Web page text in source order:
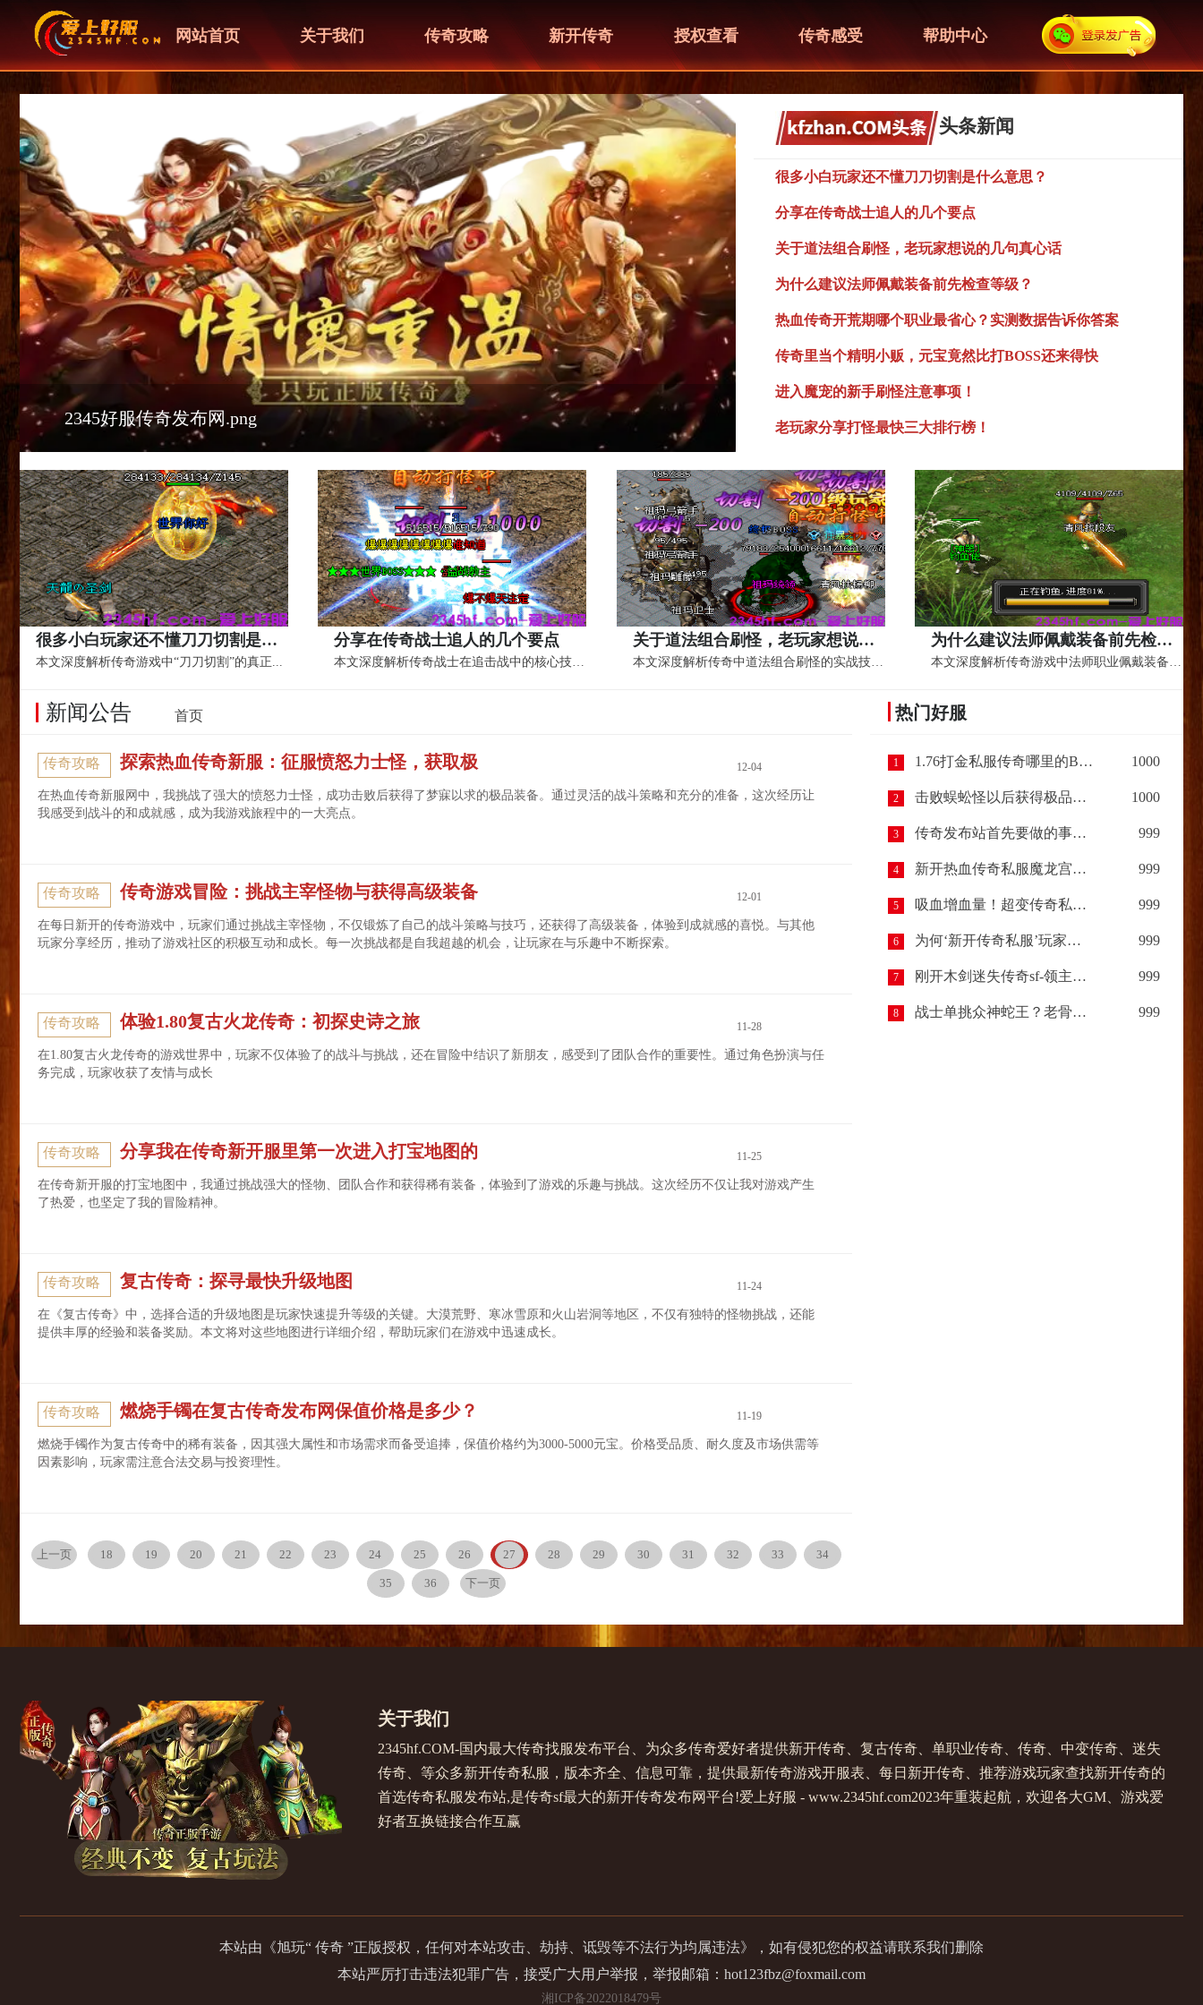
网站首页 关于我们 传奇攻略 新开传奇 授权查看 传奇感受 帮助中心
2345好服传奇发布网.png
头条新闻
很多小白玩家还不懂刀刀切割是什么意思？
分享在传奇战士追人的几个要点
关于道法组合刷怪，老玩家想说的几句真心话
为什么建议法师佩戴装备前先检查等级？
热血传奇开荒期哪个职业最省心？实测数据告诉你答案
传奇里当个精明小贩，元宝竟然比打BOSS还来得快
进入魔宠的新手刷怪注意事项！
老玩家分享打怪最快三大排行榜！
很多小白玩家还不懂刀刀切割是什么意思？
本文深度解析传奇游戏中“刀刀切割”的真正...
分享在传奇战士追人的几个要点
本文深度解析传奇战士在追击战中的核心技巧...
关于道法组合刷怪，老玩家想说的几句真心话
本文深度解析传奇中道法组合刷怪的实战技巧...
为什么建议法师佩戴装备前先检查等级？
本文深度解析传奇游戏中法师职业佩戴装备前...
新闻公告 首页
传奇攻略 探索热血传奇新服：征服愤怒力士怪，获取极 12-04
在热血传奇新服网中，我挑战了强大的愤怒力士怪，成功击败后获得了梦寐以求的极品装备。通过灵活的战斗策略和充分的准备，这次经历让
我感受到战斗的和成就感，成为我游戏旅程中的一大亮点。
传奇攻略 传奇游戏冒险：挑战主宰怪物与获得高级装备 12-01
在每日新开的传奇游戏中，玩家们通过挑战主宰怪物，不仅锻炼了自己的战斗策略与技巧，还获得了高级装备，体验到成就感的喜悦。与其他
玩家分享经历，推动了游戏社区的积极互动和成长。每一次挑战都是自我超越的机会，让玩家在与乐趣中不断探索。
传奇攻略 体验1.80复古火龙传奇：初探史诗之旅 11-28
在1.80复古火龙传奇的游戏世界中，玩家不仅体验了的战斗与挑战，还在冒险中结识了新朋友，感受到了团队合作的重要性。通过角色扮演与任
务完成，玩家收获了友情与成长
传奇攻略 分享我在传奇新开服里第一次进入打宝地图的 11-25
在传奇新开服的打宝地图中，我通过挑战强大的怪物、团队合作和获得稀有装备，体验到了游戏的乐趣与挑战。这次经历不仅让我对游戏产生
了热爱，也坚定了我的冒险精神。
传奇攻略 复古传奇：探寻最快升级地图 11-24
在《复古传奇》中，选择合适的升级地图是玩家快速提升等级的关键。大漠荒野、寒冰雪原和火山岩洞等地区，不仅有独特的怪物挑战，还能
提供丰厚的经验和装备奖励。本文将对这些地图进行详细介绍，帮助玩家们在游戏中迅速成长。
传奇攻略 燃烧手镯在复古传奇发布网保值价格是多少？ 11-19
燃烧手镯作为复古传奇中的稀有装备，因其强大属性和市场需求而备受追捧，保值价格约为3000-5000元宝。价格受品质、耐久度及市场供需等
因素影响，玩家需注意合法交易与投资理性。
上一页 18 19 20 21 22 23 24 25 26 27 28 29 30 31 32 33 34
35 36 下一页
热门好服
1 1.76打金私服传奇哪里的BOSS最容易爆出装备呢？ 1000
2 击败蜈蚣怪以后获得极品装备，让我惊喜（下篇） 1000
3 传奇发布站首先要做的事情？ 999
4 新开热血传奇私服魔龙宫殿开启规则以及进入条件 999
5 吸血增血量！超变传奇私服中的斗者舍利装备详解 999
6 为何‘新开传奇私服’玩家越多越多？反之热血传奇玩家少？ 999
7 刚开木剑迷失传奇sf-领主赤月击杀技巧 999
8 战士单挑众神蛇王？老骨灰这三招“锁喉”技巧，比运九还管用！ 999
关于我们
2345hf.COM-国内最大传奇找服发布平台、为众多传奇爱好者提供新开传奇、复古传奇、单职业传奇、传奇、中变传奇、迷失
传奇、等众多新开传奇私服，版本齐全、信息可靠，提供最新传奇游戏开服表、每日新开传奇、推荐游戏玩家查找新开传奇的
首选传奇私服发布站,是传奇sf最大的新开传奇发布网平台!爱上好服 - www.2345hf.com2023年重装起航，欢迎各大GM、游戏爱
好者互换链接合作互赢
本站由《旭玩“ 传奇 ”正版授权，任何对本站攻击、劫持、诋毁等不法行为均属违法》，如有侵犯您的权益请联系我们删除
本站严厉打击违法犯罪广告，接受广大用户举报，举报邮箱：hot123fbz@foxmail.com
湘ICP备2022018479号